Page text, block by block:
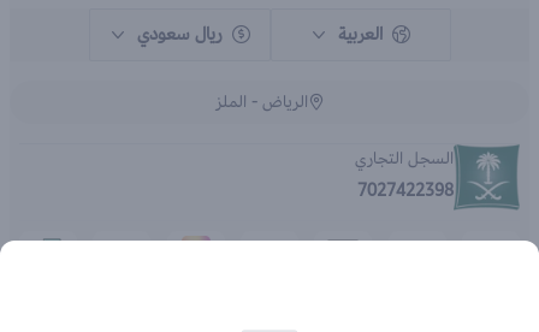
العربية ريال سعودي
الرياض - الملز
السجل التجاري
7027422398